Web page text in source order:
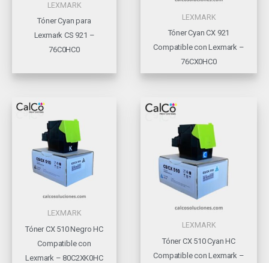
LEXMARK
Tóner Cyan para
Lexmark CS 921 –
76C0HC0
LEXMARK
Tóner Cyan CX 921
Compatible con Lexmark –
76CX0HC0
LEXMARK
Tóner CX 510 Negro HC
Compatible con
Lexmark – 80C2XK0HC
LEXMARK
Tóner CX 510 Cyan HC
Compatible con Lexmark –